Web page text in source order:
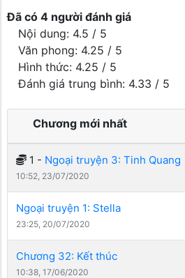
Đã có 4 người đánh giá
Nội dung: 4.5 / 5
Văn phong: 4.25 / 5
Hình thức: 4.25 / 5
Đánh giá trung bình: 4.33 / 5
Chương mới nhất
1 - Ngoại truyện 3: Tinh Quang
10:52, 23/07/2020
Ngoại truyện 1: Stella
23:25, 20/07/2020
Chương 32: Kết thúc
10:38, 17/06/2020